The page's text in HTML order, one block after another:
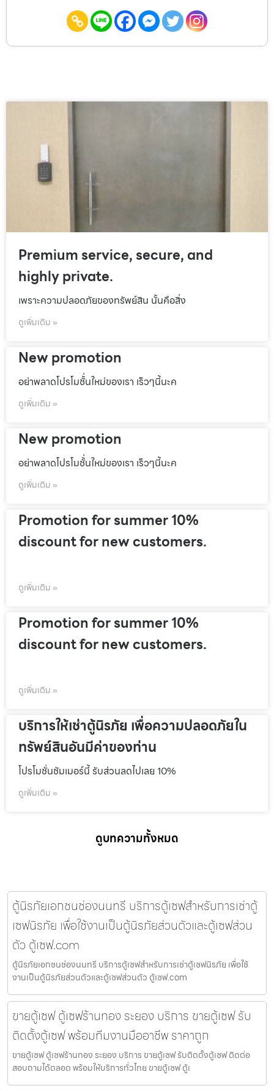
Premium service, secure, and
highly private.
เพราะความปลอดภัยของทรัพย์สิน นั้นคือสิ่ง
ดูเพิ่มเติม »
New promotion
อย่าพลาดโปรโมชั้่นใหม่ของเรา เร็วๆนี้นะค
ดูเพิ่มเติม »
New promotion
อย่าพลาดโปรโมชั้่นใหม่ของเรา เร็วๆนี้นะค
ดูเพิ่มเติม »
Promotion for summer 10%
discount for new customers.
ดูเพิ่มเติม »
Promotion for summer 10%
discount for new customers.
ดูเพิ่มเติม »
บริการให้เช่าตู้นิรภัย เพื่อความปลอดภัยใน
ทรัพย์สินอันมีค่าของท่าน
โปรโมชั่นชัมเมอร์นี้ รับส่วนลดไปเลย 10%
ดูเพิ่มเติม »
ดูบทความทั้งหมด
ตู้นิรภัยเอกชนช่องนนทรี บริการตู้เซฟสำหรับการเช่าตู้
เซฟนิรภัย เพื่อใช้งานเป็นตู้นิรภัยส่วนตัวและตู้เซฟส่วน
ตัว ตู้เซฟ.com
ตู้นิรภัยเอกชนช่องนนทรี บริการตู้เซฟสำหรับการเช่าตู้เซฟนิรภัย เพื่อใช้
งานเป็นตู้นิรภัยส่วนตัวและตู้เซฟส่วนตัว ตู้เซฟ.com
ขายตู้เซฟ ตู้เซฟร้านทอง ระยอง บริการ ขายตู้เซฟ รับ
ติดตั้งตู้เซฟ พร้อมทีมงานมืออาชีพ ราคาถูก
ขายตู้เซฟ ตู้เซฟร้านทอง ระยอง บริการ ขายตู้เซฟ รับติดตั้งตู้เซฟ ติดต่อ
สอบถามได้ตลอด พร้อมให้บริการทั่วไทย ขายตู้เซฟ ตู้เ